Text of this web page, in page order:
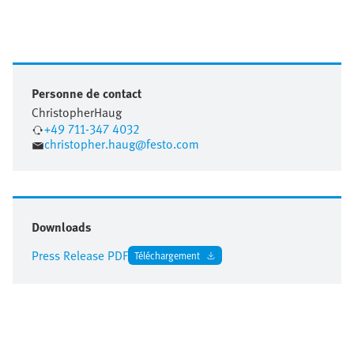
Personne de contact
ChristopherHaug
+49 711-347 4032
christopher.haug@festo.com
Downloads
Press Release PDF Téléchargement